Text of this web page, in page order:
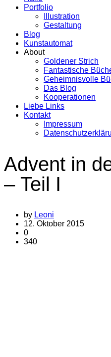
Portfolio
Illustration
Gestaltung
Blog
Kunstautomat
About
Goldener Strich
Fantastische
Geheimnisvolle
Das Blog
Kooperationen
Liebe Links
Kontakt
Impressum
Advent in
– Teil I
by Leoni
12. Oktober 2015
0
340